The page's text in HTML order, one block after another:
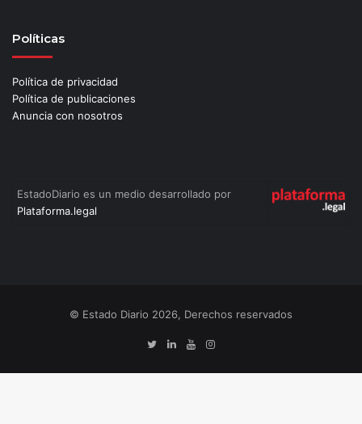
Políticas
Política de privacidad
Política de publicaciones
Anuncia con nosotros
EstadoDiario es un medio desarrollado por
Plataforma.legal
© Estado Diario 2026, Derechos reservados